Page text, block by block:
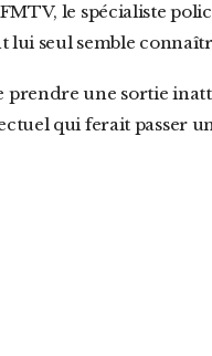
le spécialiste
lui seul semble
qui ferait passer